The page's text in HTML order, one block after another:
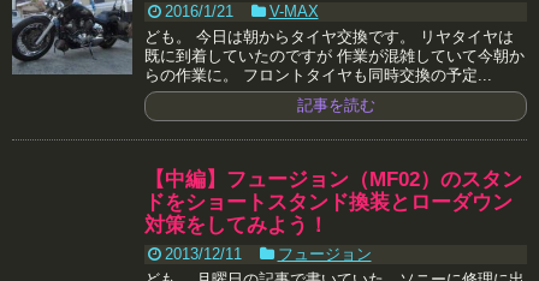
2016/1/21
V-MAX
ども。 今日は朝からタイヤ交換です。 リヤタイヤは
既に到着していたのですが 作業が混雑していて今朝か
らの作業に。 フロントタイヤも同時交換の予定...
記事を読む
【中編】フュージョン（MF02）のスタン
ドをショートスタンド換装とローダウン
対策をしてみよう！
2013/12/11
フュージョン